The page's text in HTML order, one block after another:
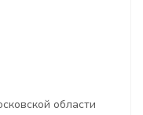
области